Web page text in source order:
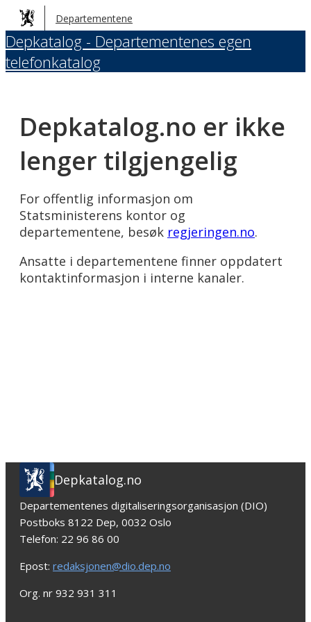
Hopp
til
hovedinnhold
Departementene
Depkatalog - Departementenes egen
telefonkatalog
Depkatalog.no er ikke
lenger tilgjengelig
For offentlig informasjon om
Statsministerens kontor og
departementene, besøk regjeringen.no.
Ansatte i departementene finner oppdatert
kontaktinformasjon i interne kanaler.
Depkatalog.no
Departementenes digitaliseringsorganisasjon (DIO)
Postboks 8122 Dep, 0032 Oslo
Telefon: 22 96 86 00
Epost: redaksjonen@dio.dep.no
Org. nr 932 931 311